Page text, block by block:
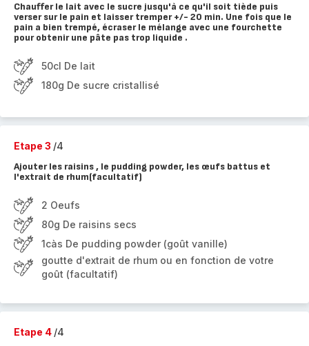
Chauffer le lait avec le sucre jusqu'à ce qu'il soit tiède puis
verser sur le pain et laisser tremper +/- 20 min. Une fois que le
pain a bien trempé, écraser le mélange avec une fourchette
pour obtenir une pâte pas trop liquide .
50cl De lait
180g De sucre cristallisé
Etape 3 /4
Ajouter les raisins , le pudding powder, les œufs battus et
l'extrait de rhum(facultatif)
2 Oeufs
80g De raisins secs
1càs De pudding powder (goût vanille)
goutte d'extrait de rhum ou en fonction de votre
goût (facultatif)
Etape 4 /4